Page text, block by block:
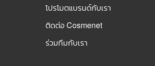
โปรโมตแบรนด์กับเรา
ติดต่อ Cosmenet
ร่วมทีมกับเรา